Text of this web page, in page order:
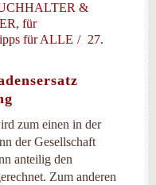
&
, für
für ALLE
27.
zum einen in der
der Gesellschaft
anteilig den
Zum anderen